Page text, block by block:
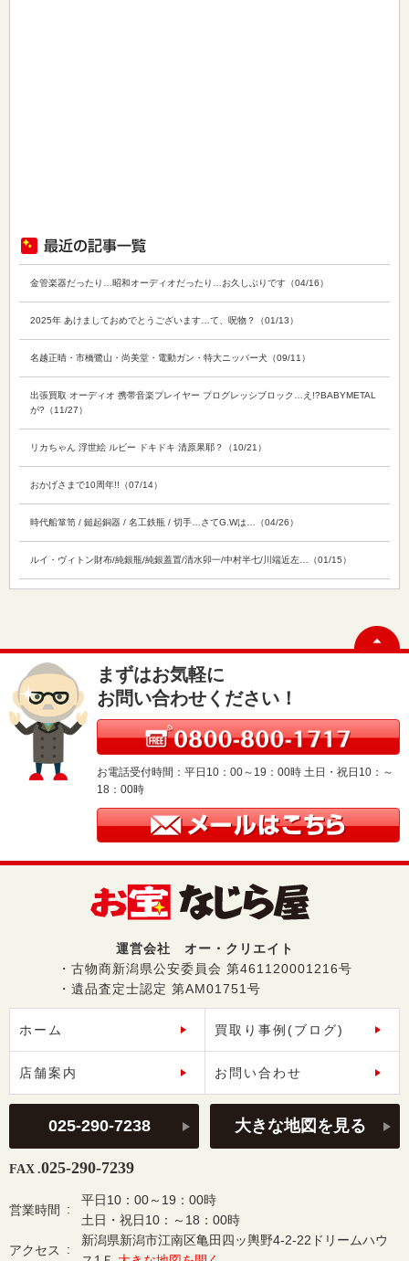
金管楽器だったり…昭和オーディオだったり…お久しぶりです（04/16）
2025年 あけましておめでとうございます…て、呪物？（01/13）
名越正晴・市橋鷺山・尚美堂・電動ガン・特大ニッパー犬（09/11）
出張買取 オーディオ 携帯音楽プレイヤー プログレッシブロック…え!?BABYMETAL
が?（11/27）
リカちゃん 浮世絵 ルビー ドキドキ 清原果耶？（10/21）
おかげさまで10周年!!（07/14）
時代船箪笥 / 鎚起銅器 / 名工鉄瓶 / 切手…さてG.Wは…（04/26）
ルイ・ヴィトン財布/純銀瓶/純銀蓋置/清水卯一/中村半七/川端近左…（01/15）
まずはお気軽に
お問い合わせください！
お電話受付時間：平日10：00～19：00時 土日・祝日10：～
18：00時
運営会社 オー・クリエイト
・古物商新潟県公安委員会 第461120001216号
・遺品査定士認定 第AM01751号
ホーム 買取り事例(ブログ)
店舗案内 お問い合わせ
025-290-7238 大きな地図を見る
FAX .025-290-7239
営業時間
平日10：00～19：00時
土日・祝日10：～18：00時
アクセス
新潟県新潟市江南区亀田四ッ輿野4-2-22ドリームハウ